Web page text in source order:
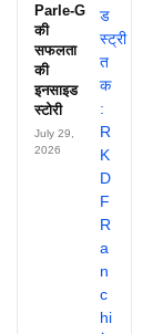
Parle-G
की
सफलता
की
इनसाइड
स्टोरी
July 29,
2026